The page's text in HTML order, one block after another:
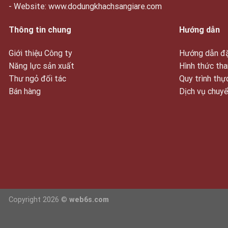
- Website: www.dodungkhachsangiare.com
Thông tin chung
Giới thiệu Công ty
Năng lực sản xuất
Thư ngỏ đối tác
Bán hàng
Hướng dẫn
Hướng dẫn
Hình thức
Quy trình
Dịch vụ
Copyright 2026 © web6s.com